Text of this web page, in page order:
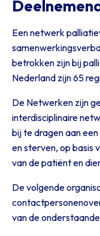
Een netwerk
betrokken zijn bij
Nederland zijn 65
De Netwerken zijn
interdisciplinaire
bij te dragen aan
en sterven, op basis
van de patiënt en
De volgende
van de